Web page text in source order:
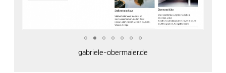
gabriele-obermaier.de